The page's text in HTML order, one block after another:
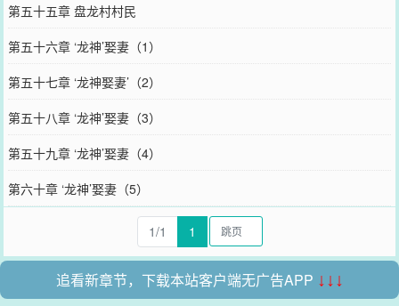
第五十五章 盘龙村村民
第五十六章 ‘龙神’娶妻（1）
第五十七章 ‘龙神娶妻’（2）
第五十八章 ‘龙神’娶妻（3）
第五十九章 ‘龙神’娶妻（4）
第六十章 ‘龙神’娶妻（5）
1/1 1
追看新章节，下载本站客户端无广告APP ↓↓↓